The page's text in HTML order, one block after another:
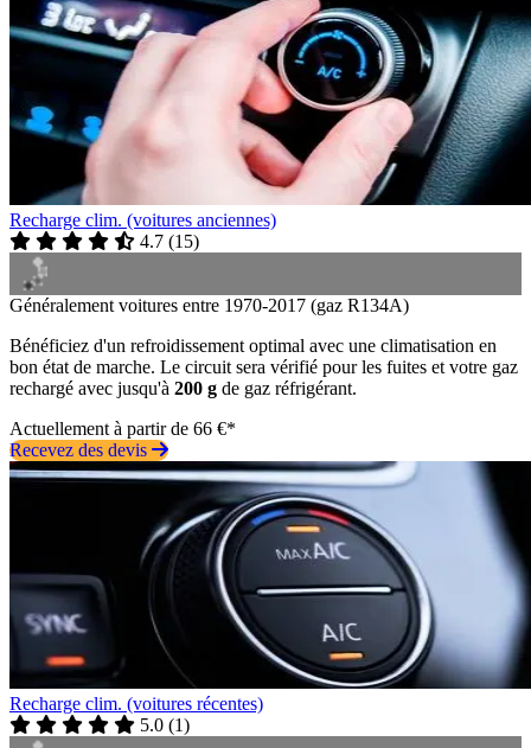
Recharge clim. (voitures anciennes)
4.7 (15)
Généralement voitures entre 1970-2017 (gaz R134A)
Bénéficiez d'un refroidissement optimal avec une climatisation en
bon état de marche. Le circuit sera vérifié pour les fuites et votre gaz
rechargé avec jusqu'à 200 g de gaz réfrigérant.
Actuellement à partir de 66 €*
Recevez des devis
Recharge clim. (voitures récentes)
5.0 (1)